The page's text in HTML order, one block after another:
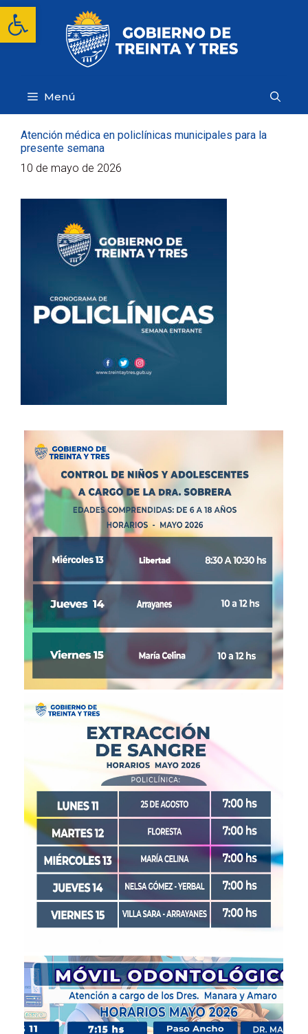
Abrir barra de herramientas
Saltar
contenido
Menú
Atención médica en policlínicas municipales para la
presente semana
10 de mayo de 2026